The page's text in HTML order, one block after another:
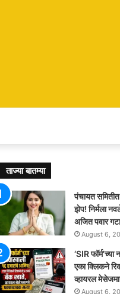
ताज्या बातम्या
पंचायत समितीत
झेप! निर्मला
अजित पवार
August 6,
‘SIR
एका क्लिकने
व्हायरल
August 6,